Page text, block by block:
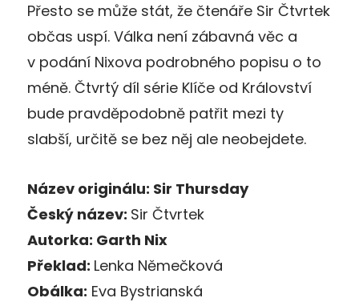
Přesto se může stát, že čtenáře Sir Čtvrtek
občas uspí. Válka není zábavná věc a
v podání Nixova podrobného popisu o to
méně. Čtvrtý díl série Klíče od Království
bude pravděpodobně patřit mezi ty
slabší, určitě se bez něj ale neobejdete.
Název originálu: Sir Thursday
Český název: Sir Čtvrtek
Autorka: Garth Nix
Překlad: Lenka Němečková
Obálka: Eva Bystrianská